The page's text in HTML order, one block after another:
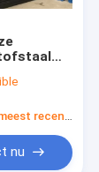
SS321
ASTM
nu